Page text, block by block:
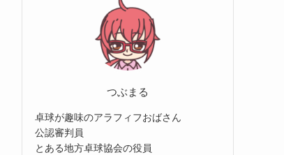
つぶまる
卓球が趣味のアラフィフおばさん
公認審判員
とある地方卓球協会の役員